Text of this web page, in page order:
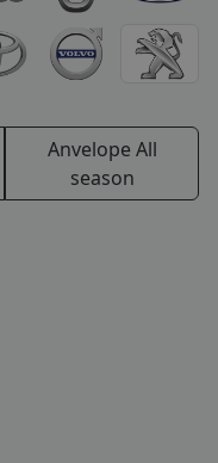
Rifter
Anvelope All
season